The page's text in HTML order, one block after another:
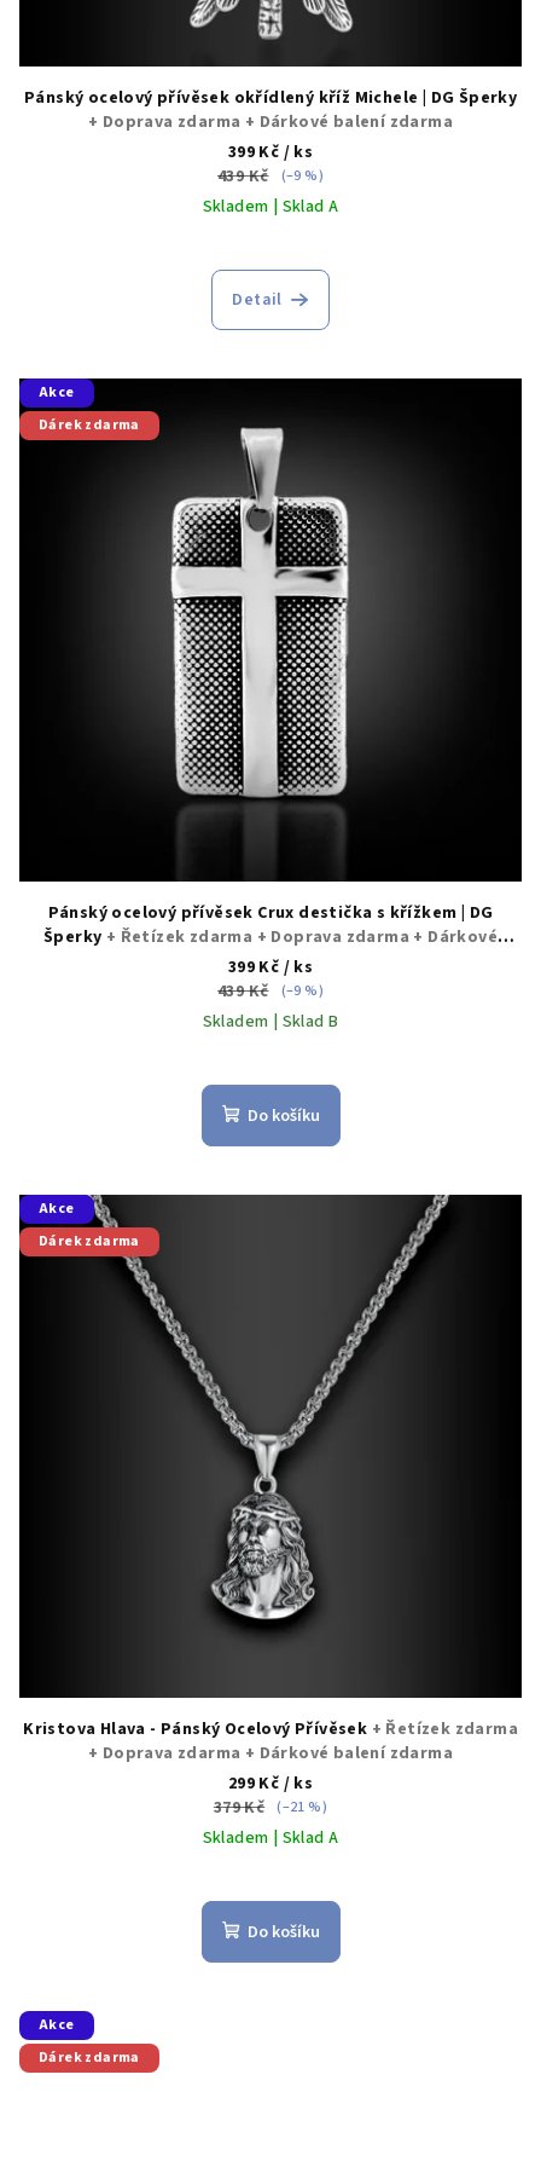
Pánský ocelový přívěsek okřídlený kříž Michele | DG Šperky
+ Doprava zdarma + Dárkové balení zdarma
399 Kč / ks
439 Kč
(–9 %)
Skladem | Sklad A
Detail
Akce
Dárek zdarma
Pánský ocelový přívěsek Crux destička s křížkem | DG
Šperky + Řetízek zdarma + Doprava zdarma + Dárkové
balení zdarma
399 Kč / ks
439 Kč
(–9 %)
Skladem | Sklad B
Do košíku
Akce
Dárek zdarma
Kristova Hlava - Pánský Ocelový Přívěsek + Řetízek zdarma
+ Doprava zdarma + Dárkové balení zdarma
299 Kč / ks
379 Kč (–21 %)
Skladem | Sklad A
hodnocení
produktu
Do košíku
Akce
Dárek zdarma